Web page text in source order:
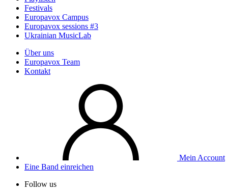
Festivals
Europavox Campus
Europavox sessions #3
Ukrainian MusicLab
Über uns
Europavox Team
Kontakt
Mein Account
Eine Band einreichen
Follow us